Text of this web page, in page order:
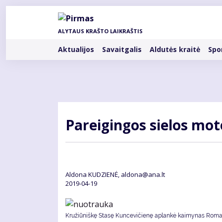
Pereiti
ALYTAUS KRAŠTO LAIKRAŠTIS
Rubrikos
Aktualijos Savaitgalis Aldutės kraitė
Pa­rei­gin­gos sie­los
Aldona KUDZIENĖ, aldona@ana.lt
2019-04-19
Kružiūniškę Stasę Kuncevičienę aplankė kaimynas